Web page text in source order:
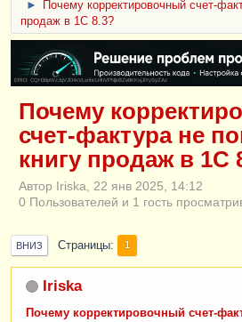
►
Почему корректировочный счет-
продаж в 1С 8.3?
ERID: CQH36pWzJqVJD4xVLsnhcU4hVPNjkBZe8KKxjJiYySyZAz
Почему
счет-фактура не
книгу продаж в 1С
Автор Iriska, 22 янв 2025, 14:12
0 Пользователей и 1 гость
ВНИЗ Страницы 1
Iriska
Почему корректировочный счет-